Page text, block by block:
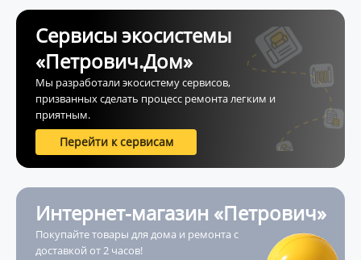
Сервисы экосистемы
«Петрович.Дом»
Мы разработали экосистему сервисов,
призванных сделать процесс ремонта легким и
приятным.
Перейти к сервисам
Интернет-магазин «Петрович»
Покупайте товары для дома и ремонта с
доставкой от 2 часов!